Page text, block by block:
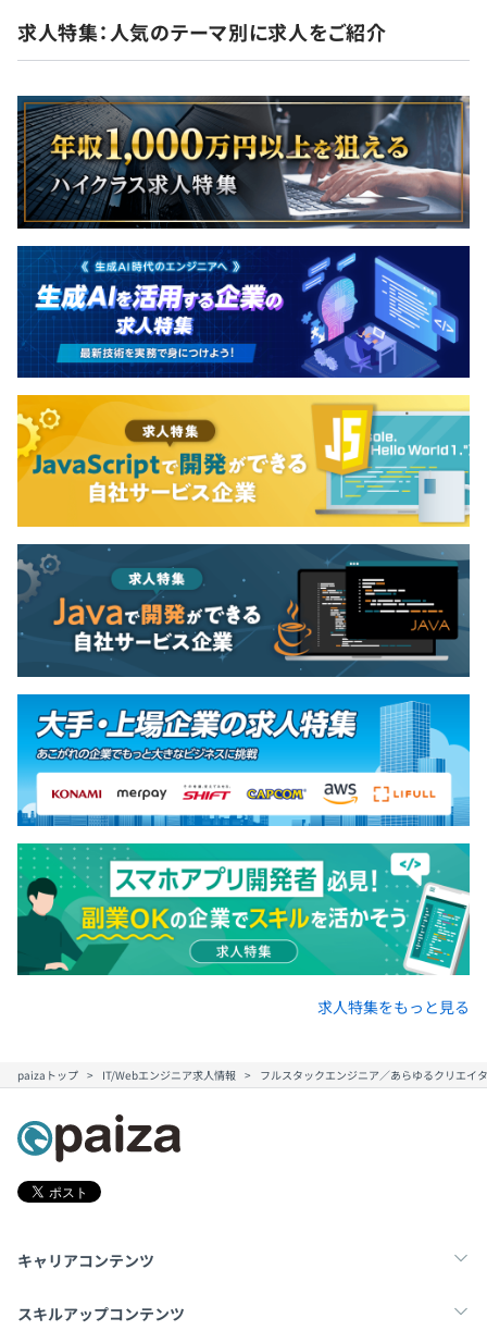
求人特集：人気のテーマ別に求人をご紹介
求人特集をもっと見る
paizaトップ IT/Webエンジニア求人情報 フルスタックエンジニア／あらゆるクリエイ
キャリアコンテンツ
転職・キャリア
スキルアップコンテンツ